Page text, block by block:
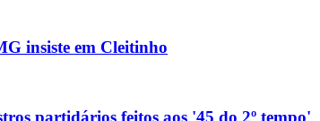
insiste em Cleitinho
partidários feitos aos '45 do 2º tempo'